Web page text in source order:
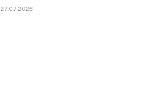
27.07.2026